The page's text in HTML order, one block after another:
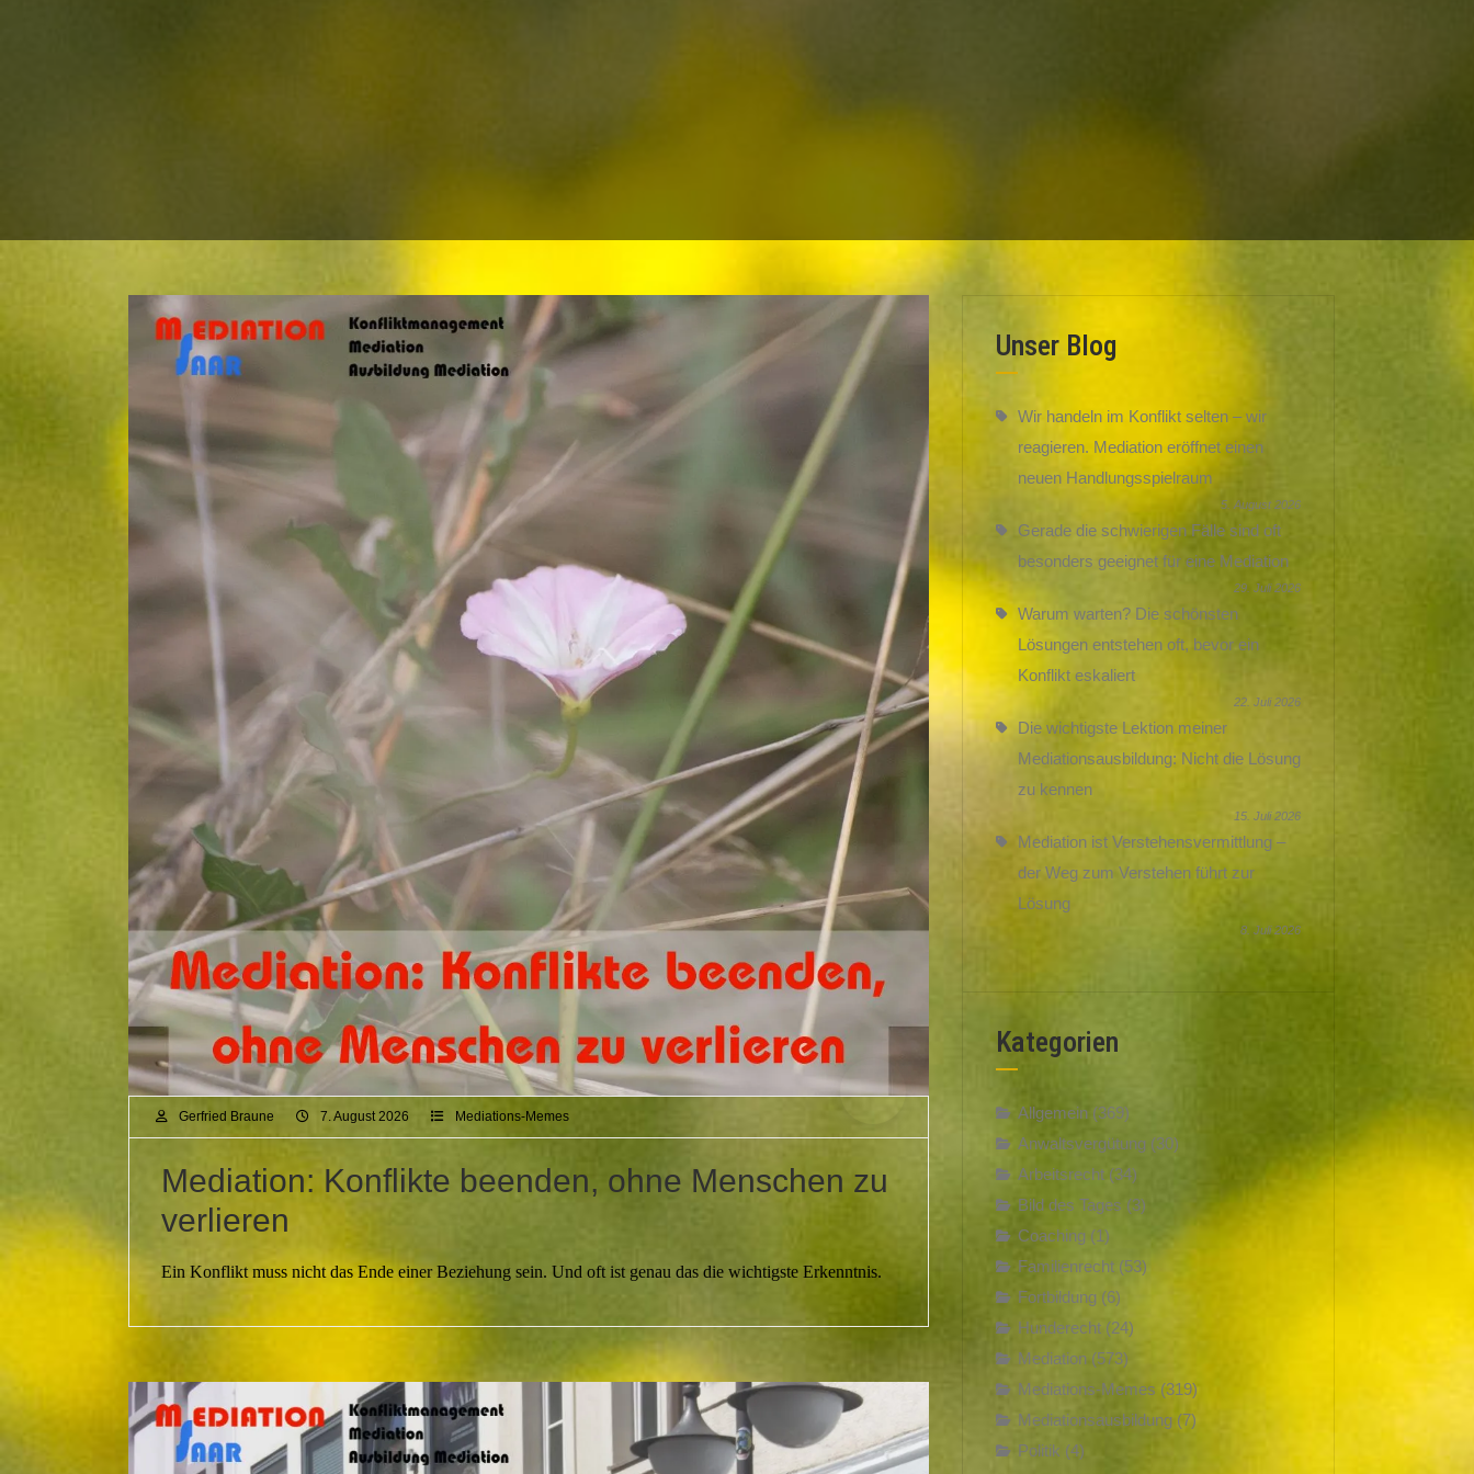
Gerfried Braune 7. August 2026 Mediations-Memes
Mediation: Konflikte beenden, ohne Menschen zu
verlieren
Ein Konflikt muss nicht das Ende einer Beziehung sein. Und oft ist genau das die wichtigste Erkenntnis.
Unser Blog
Wir handeln im Konflikt selten – wir
reagieren. Mediation eröffnet einen
neuen Handlungsspielraum
5. August 2026
Gerade die schwierigen Fälle sind oft
besonders geeignet für eine Mediation
29. Juli 2026
Warum warten? Die schönsten
Lösungen entstehen oft, bevor ein
Konflikt eskaliert
22. Juli 2026
Die wichtigste Lektion meiner
Mediationsausbildung: Nicht die Lösung
zu kennen
15. Juli 2026
Mediation ist Verstehensvermittlung –
der Weg zum Verstehen führt zur
Lösung
8. Juli 2026
Kategorien
Allgemein (369)
Anwaltsvergütung (30)
Arbeitsrecht (34)
Bild des Tages (3)
Coaching (1)
Familienrecht (53)
Fortbildung (6)
Hunderecht (24)
Mediation (573)
Mediations-Memes (319)
Mediationsausbildung (7)
Politik (4)